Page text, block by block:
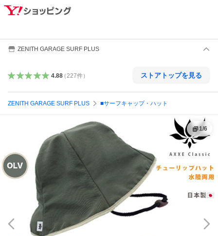
ZENITH GARAGE SURF PLUS
4.88（ 227件） ストアトップを見る
ZENITH GARAGE SURF PLUS ■サーフキャップ・ハット
1/6